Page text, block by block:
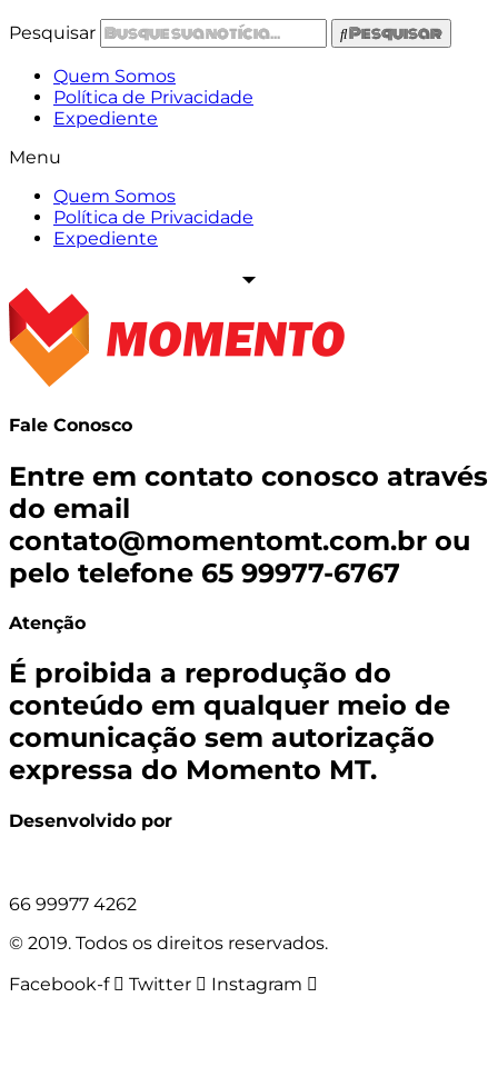
Pesquisar Pesquisar
Quem Somos
Política de Privacidade
Expediente
Menu
Quem Somos
Política de Privacidade
Expediente
Fale Conosco
Entre em contato conosco através
do email
contato@momentomt.com.br ou
pelo telefone 65 99977-6767
Atenção
É proibida a reprodução do
conteúdo em qualquer meio de
comunicação sem autorização
expressa do Momento MT.
Desenvolvido por
66 99977 4262
© 2019. Todos os direitos reservados.
Facebook-f
Twitter Instagram